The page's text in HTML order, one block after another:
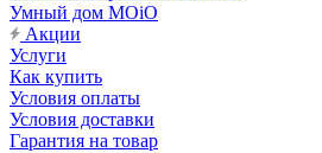
Умный дом MOiO
Акции
Услуги
Как купить
Условия оплаты
Условия доставки
Гарантия на товар